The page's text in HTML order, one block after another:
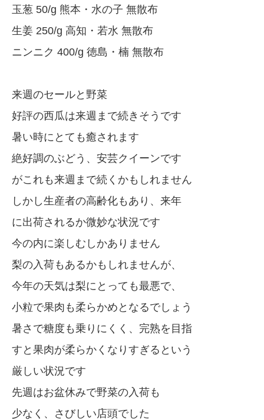
玉葱 50/g 熊本・水の子 無散布
生姜 250/g 高知・若水 無散布
ニンニク 400/g 徳島・楠 無散布
来週のセールと野菜
好評の西瓜は来週まで続きそうです
暑い時にとても癒されます
絶好調のぶどう、安芸クイーンです
がこれも来週まで続くかもしれません
しかし生産者の高齢化もあり、来年
に出荷されるか微妙な状況です
今の内に楽しむしかありません
梨の入荷もあるかもしれませんが、
今年の天気は梨にとっても最悪で、
小粒で果肉も柔らかめとなるでしょう
暑さで糖度も乗りにくく、完熟を目指
すと果肉が柔らかくなりすぎるという
厳しい状況です
先週はお盆休みで野菜の入荷も
少なく、さびしい店頭でした